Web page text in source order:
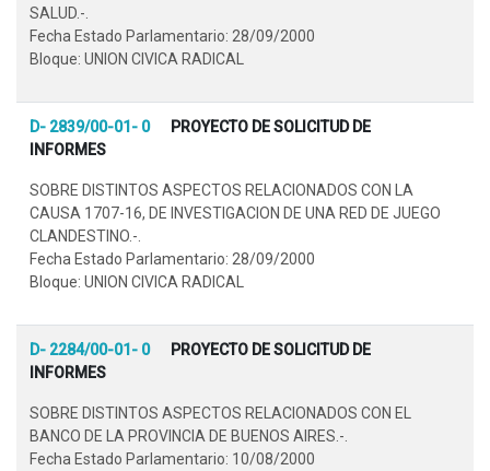
SALUD.-.
Fecha Estado Parlamentario: 28/09/2000
Bloque: UNION CIVICA RADICAL
D- 2839/00-01- 0
PROYECTO DE SOLICITUD DE
INFORMES
SOBRE DISTINTOS ASPECTOS RELACIONADOS CON LA
CAUSA 1707-16, DE INVESTIGACION DE UNA RED DE JUEGO
CLANDESTINO.-.
Fecha Estado Parlamentario: 28/09/2000
Bloque: UNION CIVICA RADICAL
D- 2284/00-01- 0
PROYECTO DE SOLICITUD DE
INFORMES
SOBRE DISTINTOS ASPECTOS RELACIONADOS CON EL
BANCO DE LA PROVINCIA DE BUENOS AIRES.-.
Fecha Estado Parlamentario: 10/08/2000